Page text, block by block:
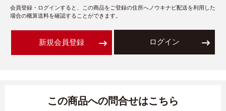
会員登録・ログインすると、この商品をご登録の住所へノウキナビ配送を利用した
場合の概算送料を確認することができます。
新規会員登録 ログイン
この商品への問合せはこちら